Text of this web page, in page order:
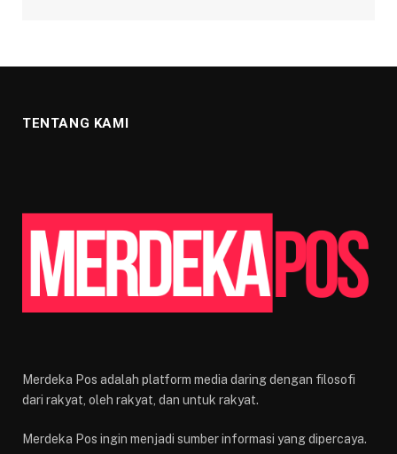
TENTANG KAMI
Merdeka Pos adalah platform media daring dengan filosofi
dari rakyat, oleh rakyat, dan untuk rakyat.
Merdeka Pos ingin menjadi sumber informasi yang dipercaya.